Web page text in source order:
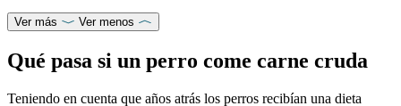
Ver más Ver menos
Qué pasa si un perro come carne cruda
Teniendo en cuenta que años atrás los perros recibían una dieta